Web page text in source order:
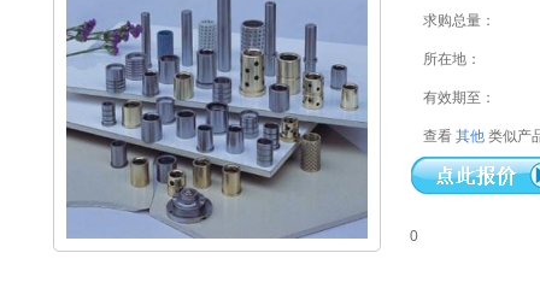
求购总量：
所在地：
有效期至：
查看 其他 类似产
0